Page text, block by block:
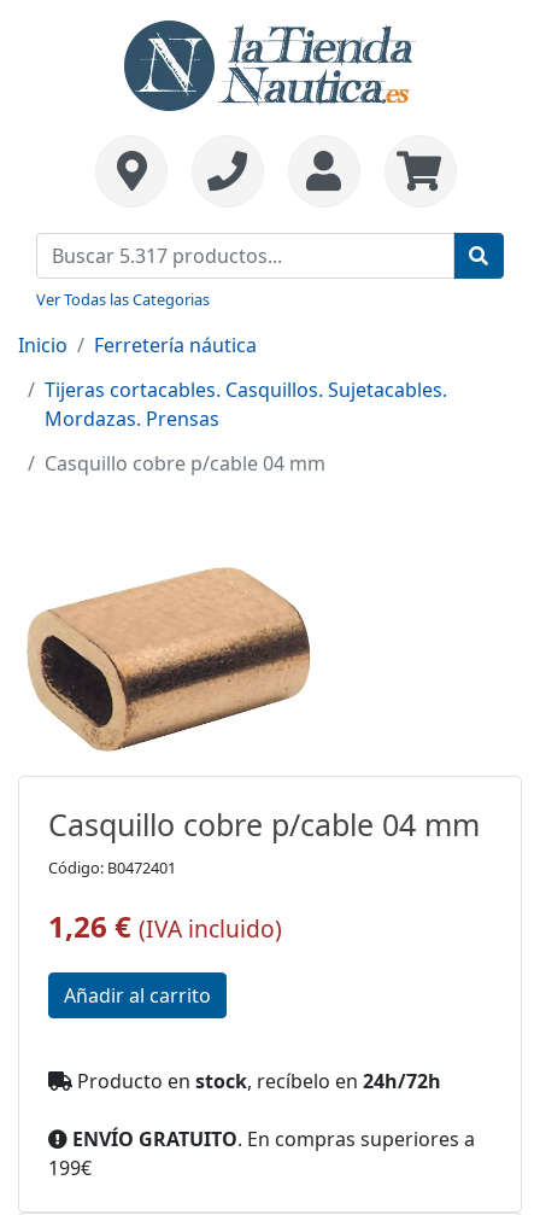
Ver Todas las Categorias
Inicio
Ferretería náutica
Tijeras cortacables. Casquillos. Sujetacables.
Mordazas. Prensas
Casquillo cobre p/cable 04 mm
Casquillo cobre p/cable 04 mm
Código: B0472401
1,26 € (IVA incluido)
Producto en stock, recíbelo en 24h/72h
ENVÍO GRATUITO. En compras superiores a
199€